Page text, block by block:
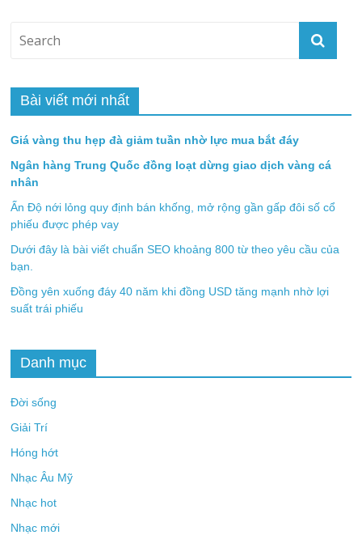
Bài viết mới nhất
Giá vàng thu hẹp đà giảm tuần nhờ lực mua bắt đáy
Ngân hàng Trung Quốc đồng loạt dừng giao dịch vàng cá
nhân
Ấn Độ nới lỏng quy định bán khống, mở rộng gần gấp đôi số cổ
phiếu được phép vay
Dưới đây là bài viết chuẩn SEO khoảng 800 từ theo yêu cầu của
bạn.
Đồng yên xuống đáy 40 năm khi đồng USD tăng mạnh nhờ lợi
suất trái phiếu
Danh mục
Đời sống
Giải Trí
Hóng hớt
Nhạc Âu Mỹ
Nhạc hot
Nhạc mới